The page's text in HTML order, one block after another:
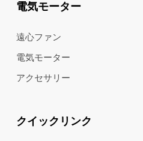
電気モーター
遠心ファン
電気モーター
アクセサリー
クイックリンク